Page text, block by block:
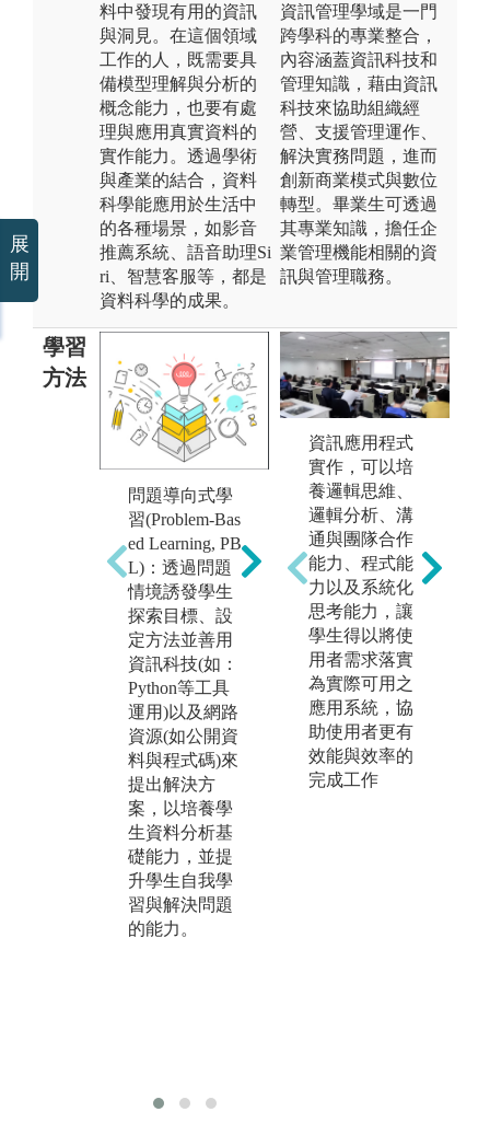
料中發現有用的資訊
與洞見。在這個領域
工作的人，既需要具
備模型理解與分析的
概念能力，也要有處
理與應用真實資料的
實作能力。透過學術
與產業的結合，資料
科學能應用於生活中
的各種場景，如影音
推薦系統、語音助理Si
ri、智慧客服等，都是
資料科學的成果。
資訊管理學域是一門
跨學科的專業整合，
內容涵蓋資訊科技和
管理知識，藉由資訊
科技來協助組織經
營、支援管理運作、
解決實務問題，進而
創新商業模式與數位
轉型。畢業生可透過
其專業知識，擔任企
業管理機能相關的資
訊與管理職務。
學習
方法
問題導向式學
習(Problem-Bas
ed Learning, PB
L)：透過問題
情境誘發學生
探索目標、設
定方法並善用
資訊科技(如：
Python等工具
運用)以及網路
資源(如公開資
料與程式碼)來
提出解決方
案，以培養學
生資料分析基
礎能力，並提
升學生自我學
習與解決問題
的能力。
專案導向式學
習：專案即是
現實世界的真
實案例，使學
生進入有意義
的問題情景
中，通過自主
探究和團隊合
作來解決問
題，結合業界
資源於課堂中
導入 Capstone
資訊應用程式
實作，可以培
養邏輯思維、
邏輯分析、溝
通與團隊合作
能力、程式能
力以及系統化
思考能力，讓
學生得以將使
用者需求落實
為實際可用之
應用系統，協
助使用者更有
效能與效率的
完成工作
展
開